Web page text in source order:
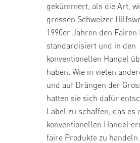
gekümmert, als die Art,
grossen Schweizer
1990er Jahren den Fairen
standardisiert und in den
konventionellen Handel
haben. Wie in vielen
und auf Drängen der
hatten sie sich dafür
Label zu schaffen, das es
konventionellen Handel
faire Produkte zu handeln.